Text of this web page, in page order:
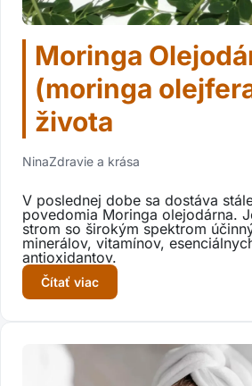
Moringa
(moringa
života
NinaZdravie a krása
V poslednej dobe sa dostáva
povedomia Moringa olejodárna.
strom so širokým spektrom
minerálov, vitamínov,
antioxidantov.
Čítať viac